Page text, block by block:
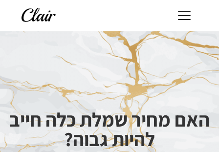
האם מחיר שמלת כלה חייב
להיות גבוה?